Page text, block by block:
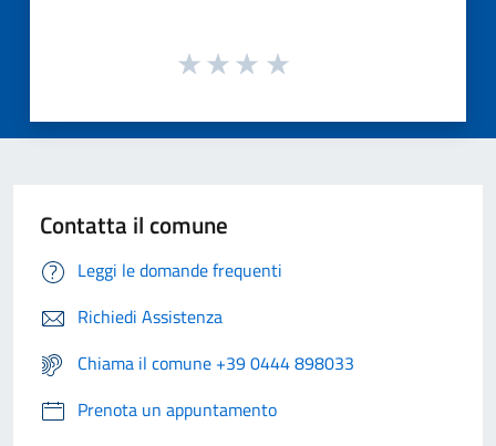
Contatta il comune
Leggi le domande frequenti
Richiedi Assistenza
Chiama il comune +39 0444 898033
Prenota un appuntamento